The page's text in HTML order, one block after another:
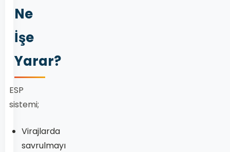
Ne
İşe
Yarar?
ESP
sistemi;
Virajlarda
savrulmayı